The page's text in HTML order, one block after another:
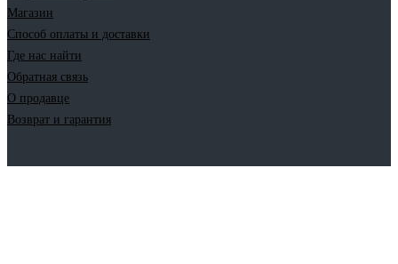
Магазин
Способ оплаты и доставки
Где нас найти
Обратная связь
О продавце
Возврат и гарантия